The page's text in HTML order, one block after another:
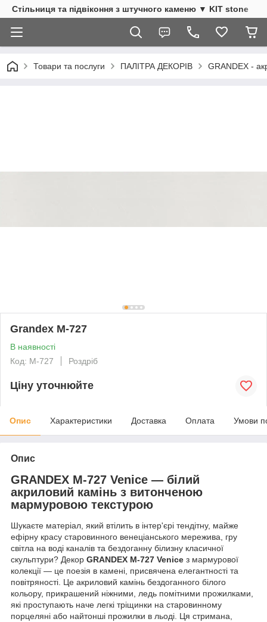
Стільниця та підвіконня з штучного каменю ▼ KIT stone
Товари та послуги ПАЛІТРА ДЕКОРІВ GRANDEX -
Grandex M-727
В наявності
Код: M-727
Роздріб
Ціну уточнюйте
Опис Характеристики Доставка Оплата Умови
Опис
GRANDEX M-727 Venice — білий
акриловий камінь з витонченою
мармуровою текстурою
Шукаєте матеріал, який втілить в інтер'єрі тендітну, майже
ефірну красу старовинного венеціанського мережива, гру
світла на воді каналів та бездоганну білизну класичної
скульптури? Декор GRANDEX M-727 Venice з мармурової
колекції — це поезія в камені, присвячена елегантності та
повітряності. Це акриловий камінь бездоганного білого
кольору, прикрашений ніжними, ледь помітними прожилками,
які проступають наче легкі тріщинки на старовинному
порцеляні або найтонші прожилки в льоді. Ця стримана,